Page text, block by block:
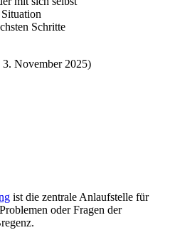
Schritte
November 2025)
ist die zentrale Anlaufstelle für
oder Fragen der